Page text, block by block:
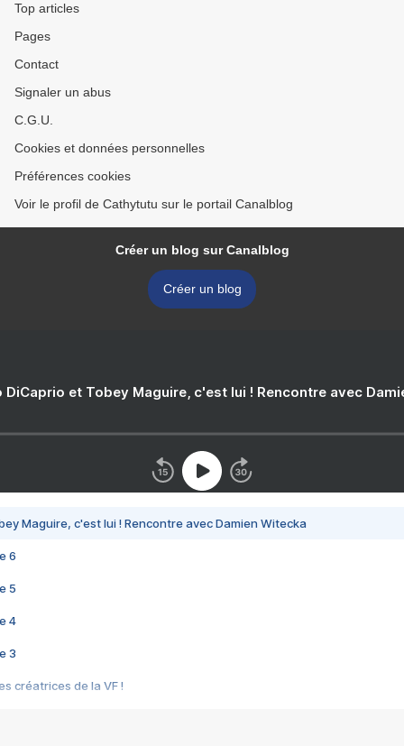
Top articles
Pages
Contact
Signaler un abus
C.G.U.
Cookies et données personnelles
Préférences cookies
Voir le profil de Cathytutu sur le portail Canalblog
Créer un blog sur Canalblog
Créer un blog
DiCaprio et Tobey Maguire, c'est lui ! Rencontre avec
Maguire, c'est lui ! Rencontre avec Damien Witecka
6
5
4
3
créatrices de la VF !